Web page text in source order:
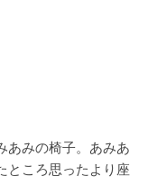
あみの椅子。あみあ
ところ思ったより座